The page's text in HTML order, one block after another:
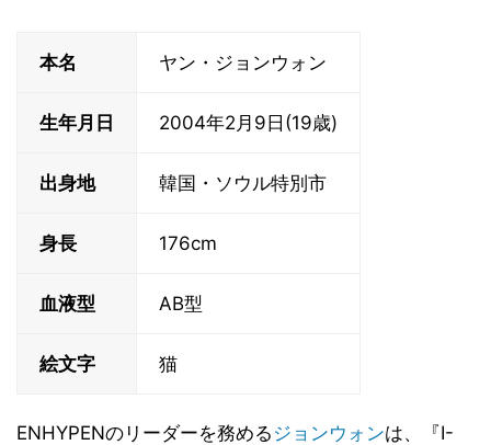
本名 ヤン・ジョンウォン
生年月日 2004年2月9日(19歳)
出身地 韓国・ソウル特別市
身長 176cm
血液型 AB型
絵文字 猫
ENHYPENのリーダーを務める ジョンウォンは、『I-